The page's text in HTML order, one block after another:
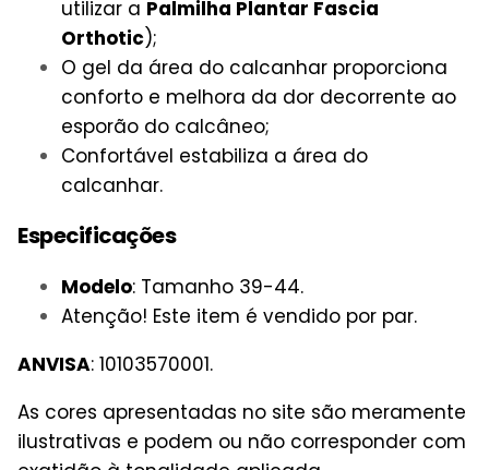
utilizar a Palmilha Plantar Fascia
Orthotic);
O gel da área do calcanhar proporciona
conforto e melhora da dor decorrente ao
esporão do calcâneo;
Confortável estabiliza a área do
calcanhar.
Especificações
Modelo: Tamanho 39-44.
Atenção! Este item é vendido por par.
ANVISA: 10103570001.
As cores apresentadas no site são meramente
ilustrativas e podem ou não corresponder com